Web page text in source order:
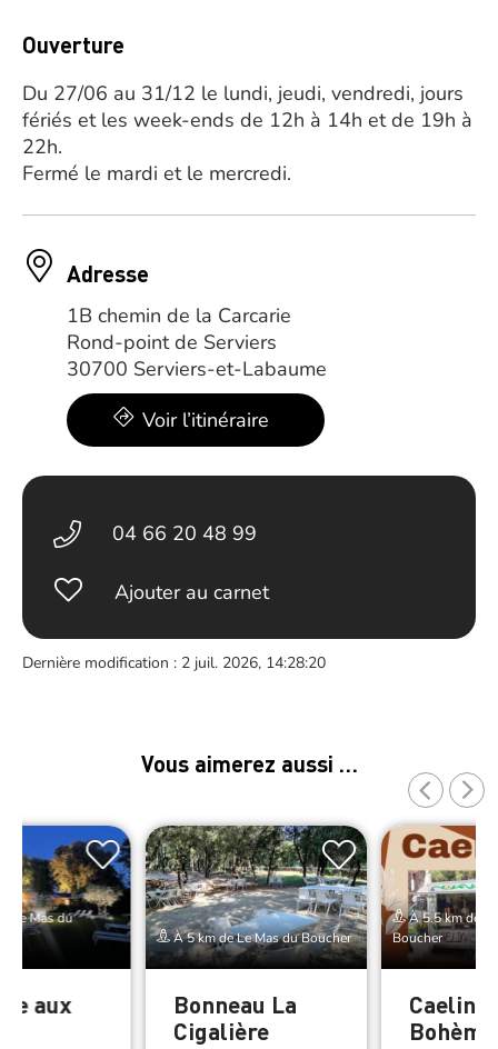
Ouverture
Du 27/06 au 31/12 le lundi, jeudi, vendredi, jours
fériés et les week-ends de 12h à 14h et de 19h à
22h.
Fermé le mardi et le mercredi.
Adresse
1B chemin de la Carcarie
Rond-point de Serviers
30700 Serviers-et-Labaume
Voir l’itinéraire
04 66 20 48 99
Ajouter au carnet
Dernière modification : 2 juil. 2026, 14:28:20
Vous aimerez aussi …
Le Mas du
aux
À 5 km de Le Mas du Boucher
Bonneau La
Cigalière
À 5.5 km de
Boucher
Bohème